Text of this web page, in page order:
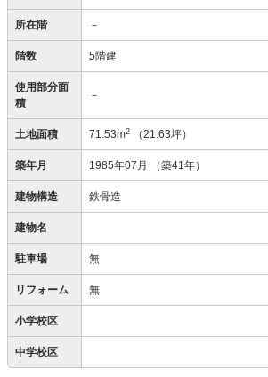
所在階 －
階数 5階建
使用部分面
積
－
土地面積 71.53m2 （21.63坪）
築年月 1985年07月 （築41年）
建物構造 鉄骨造
建物名
駐車場 無
リフォーム 無
小学校区
中学校区